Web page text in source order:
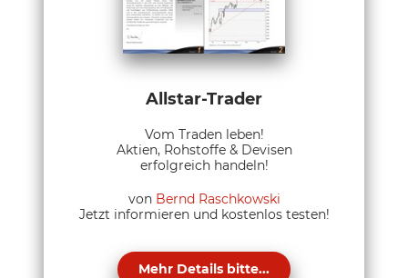
Allstar-Trader
Vom Traden leben!
Aktien, Rohstoffe & Devisen
erfolgreich handeln!
von Bernd Raschkowski
Jetzt informieren und kostenlos testen!
Mehr Details bitte...